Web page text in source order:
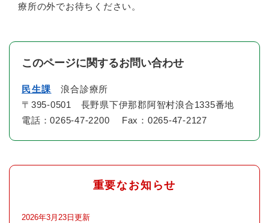
療所の外でお待ちください。
このページに関するお問い合わせ
民生課 浪合診療所
〒395-0501 長野県下伊那郡阿智村浪合1335番地
電話：0265-47-2200 Fax：0265-47-2127
重要なお知らせ
2026年3月23日更新